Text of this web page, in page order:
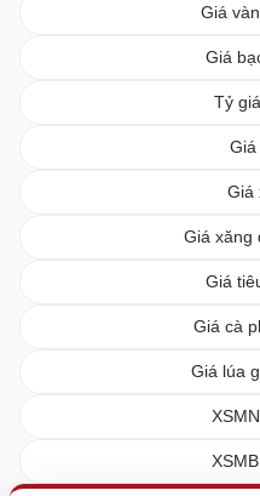
Giá
Giá
Tỷ
Giá
Giá
Giá xăng
Giá
Giá cà
Giá lúa